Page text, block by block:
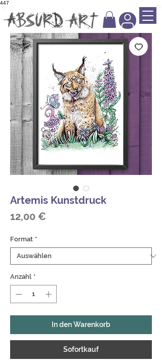
447
Artemis Kunstdruck
12,00 €
Format *
Anzahl *
In den Warenkorb
Sofortkauf